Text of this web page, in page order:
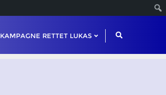
KAMPAGNE RETTET LUKAS